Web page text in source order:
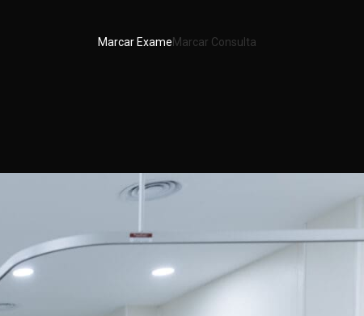
Marcar ExameMarcar Consulta